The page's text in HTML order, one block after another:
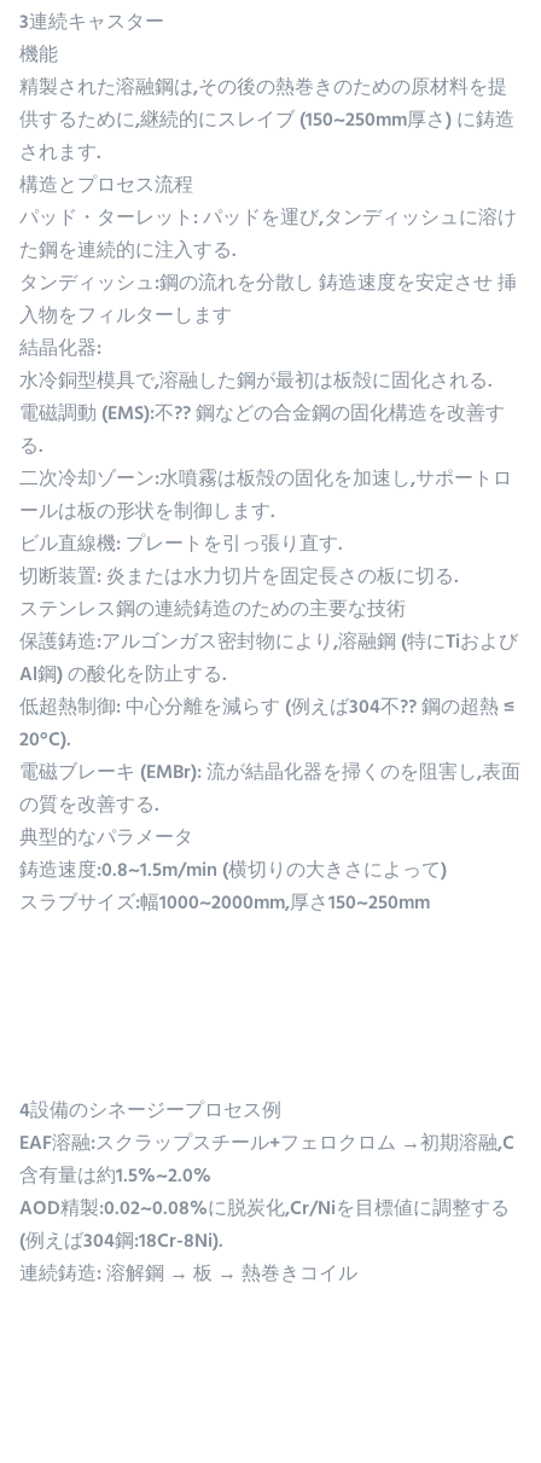
3連続キャスター
機能
精製された溶融鋼は,その後の熱巻きのための原材料を提
供するために,継続的にスレイブ (150~250mm厚さ) に鋳造
されます.
構造とプロセス流程
パッド・ターレット: パッドを運び,タンディッシュに溶け
た鋼を連続的に注入する.
タンディッシュ:鋼の流れを分散し 鋳造速度を安定させ 挿
入物をフィルターします
結晶化器:
水冷銅型模具で,溶融した鋼が最初は板殻に固化される.
電磁調動 (EMS):不?? 鋼などの合金鋼の固化構造を改善す
る.
二次冷却ゾーン:水噴霧は板殻の固化を加速し,サポートロ
ールは板の形状を制御します.
ビル直線機: プレートを引っ張り直す.
切断装置: 炎または水力切片を固定長さの板に切る.
ステンレス鋼の連続鋳造のための主要な技術
保護鋳造:アルゴンガス密封物により,溶融鋼 (特にTiおよび
Al鋼) の酸化を防止する.
低超熱制御: 中心分離を減らす (例えば304不?? 鋼の超熱 ≤
20°C).
電磁ブレーキ (EMBr): 流が結晶化器を掃くのを阻害し,表面
の質を改善する.
典型的なパラメータ
鋳造速度:0.8~1.5m/min (横切りの大きさによって)
スラブサイズ:幅1000~2000mm,厚さ150~250mm
4設備のシネージープロセス例
EAF溶融:スクラップスチール+フェロクロム →初期溶融,C
含有量は約1.5%~2.0%
AOD精製:0.02~0.08%に脱炭化,Cr/Niを目標値に調整する
(例えば304鋼:18Cr-8Ni).
連続鋳造: 溶解鋼 → 板 → 熱巻きコイル